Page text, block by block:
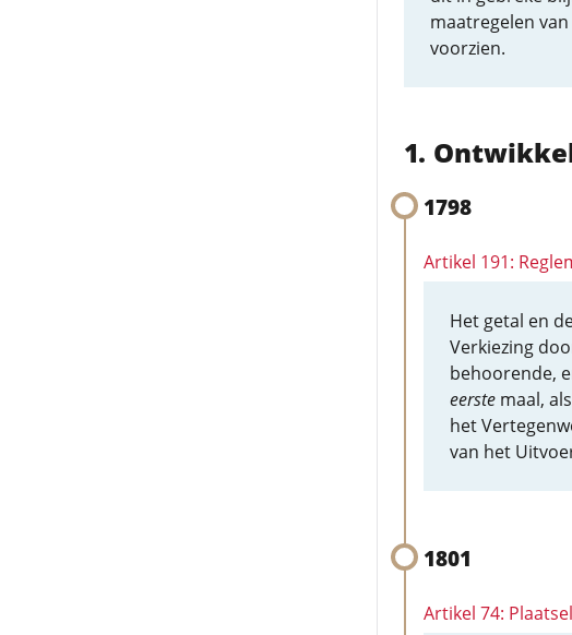
maatregelen
voorzien.
1798
Artikel 191:
Het getal en
Verkiezing
behoorende,
eerstemaal,
het
van het
1801
Artikel 74: